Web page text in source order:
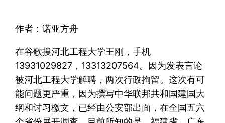
作者：诺亚方舟
在谷歌搜河北工程大学王刚，手机
13931029827，13313207564。因为发表言论
被河北工程大学解聘，两次行政拘留。这次有可
能问题更严重，因为撰写中华联邦共和国建国大
纲和讨习檄文，已经由公安部出面，在全国五六